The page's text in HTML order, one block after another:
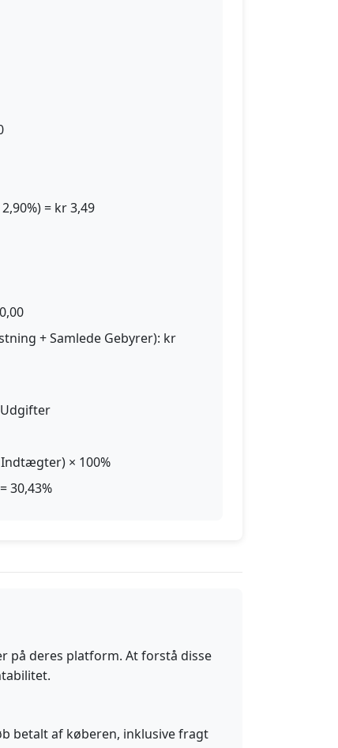
= kr 3,49
+ Samlede Gebyrer): kr
× 100%
30,43%
på deres platform. At forstå disse
betalt af køberen, inklusive fragt